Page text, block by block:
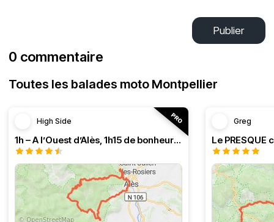
Publier
0 commentaire
Toutes les balades moto Montpellier
High Side
1h – A l’Ouest d’Alès, 1h15 de bonheur (HSRF23)
Greg